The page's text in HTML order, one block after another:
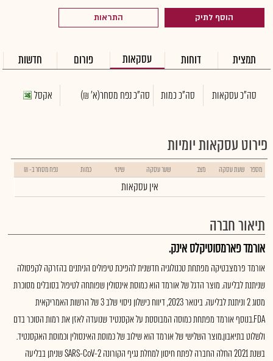
הוסף לתיק התראות
תמצית דוחות עסקאות פורום חדשות
סה"כ עסקאות סה"כ כמות סה"כ נפח מסחר(א' ₪) אקסל
פירוט עסקאות יומיות
מספר שעת עסקה מצב שער עסקה שינוי כמות נפח מסחר ב- ₪
אין עסקאות
תיאור חברה
אורמד פארמסוטיקלס אינק.
אורמד פרמצבטיקה מפתחת טכנולוגיה חדשנית להפיכת טיפולים הניתנים בהזרקה לקפסולה
שניתנת לבליעה. מוצר הדגל של אורמד הוא כמוסת אינסולין שפותחה לטיפול בסובלים מסוכרת
מסוג 2 וניתנת לבליעה. בינואר 2023, דיווח כישלון ניסוי שלב 3 של הרשות האמריקאית
FDA.בנוסף אורמד מפתחת כמוסה המבוססת על אקסנטיד שנועדה לאזן את רמות הסוכר בדם
ולשלוט בתיאבון.מוצר השלישי של אורמד הוא שילוב של כמוסת האינסולין וכמוסת האקסנטיד.
בשנת 2021 החלה החברה לפתח חיסון למחלת נגיף הקורונה SARS-CoV-2 שניתן בבליעה